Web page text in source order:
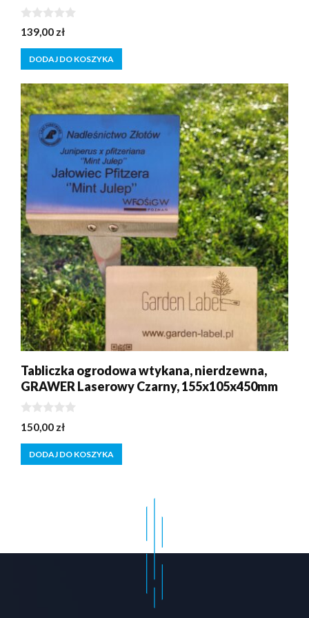
0
z
5
139,00 zł
DODAJ DO KOSZYKA
Tabliczka ogrodowa wtykana, nierdzewna,
GRAWER Laserowy Czarny, 155x105x450mm
0
z
5
150,00 zł
DODAJ DO KOSZYKA